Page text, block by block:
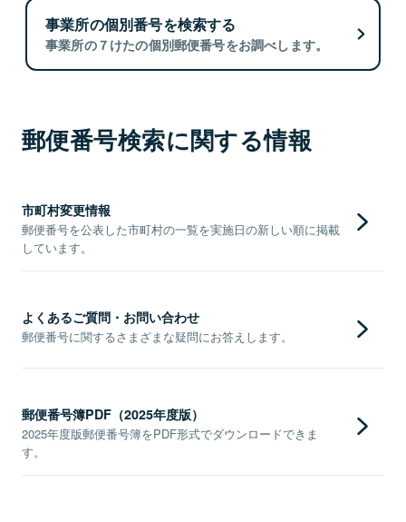
事業所の個別番号を検索する
事業所の７けたの個別郵便番号をお調べします。
郵便番号検索に関する情報
市町村変更情報
郵便番号を公表した市町村の一覧を実施日の新しい順に掲載
しています。
よくあるご質問・お問い合わせ
郵便番号に関するさまざまな疑問にお答えします。
郵便番号簿PDF（2025年度版）
2025年度版郵便番号簿をPDF形式でダウンロードできま
す。